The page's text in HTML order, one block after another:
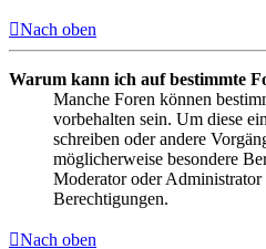
Nach oben
Warum kann ich auf bestimmte
Manche Foren können
vorbehalten sein. Um diese
schreiben oder andere
möglicherweise besondere
Moderator oder Administrator
Berechtigungen.
Nach oben